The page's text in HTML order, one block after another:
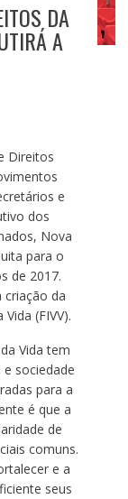
DA
A
Direitos
e
dos
Nova
para o
de 2017.
criação da
(FIVV).
Vida tem
sociedade
para a
é que a
de
comuns.
e a
seus